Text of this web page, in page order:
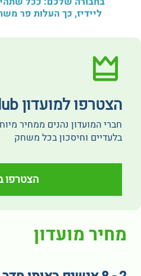
ליידיז, כך העלות פר
הצטרפו למועדון Escape Club
חברי המועדון נהנים ממחיר
בלעדיים וחיסכון בכל משחק
הצטרפו
מחיר מועדון